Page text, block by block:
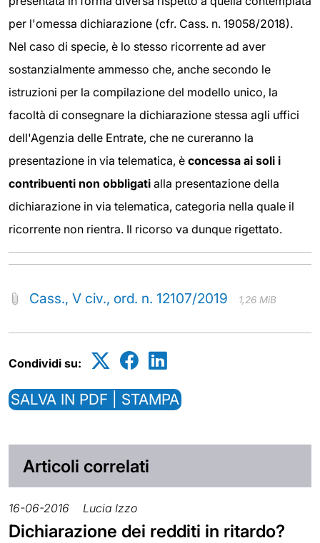
per l'omessa dichiarazione (cfr. Cass. n. 19058/2018).
Nel caso di specie, è lo stesso ricorrente ad aver
sostanzialmente ammesso che, anche secondo le
istruzioni per la compilazione del modello unico, la
facoltà di consegnare la dichiarazione stessa agli uffici
dell'Agenzia delle Entrate, che ne cureranno la
presentazione in via telematica, è concessa ai soli i
contribuenti non obbligati alla presentazione della
dichiarazione in via telematica, categoria nella quale il
ricorrente non rientra. Il ricorso va dunque rigettato.
Cass., V civ., ord. n. 12107/2019 1,26 MiB
Condividi su:
SALVA IN PDF | STAMPA
Articoli correlati
16-06-2016 Lucia Izzo
Dichiarazione dei redditi in ritardo?